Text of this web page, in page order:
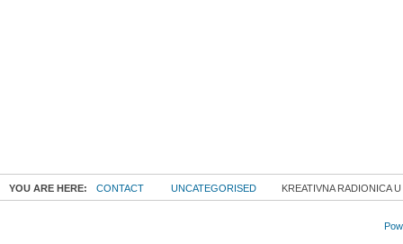
YOU ARE HERE: CONTACT UNCATEGORISED KREATIVNA RADIONICA